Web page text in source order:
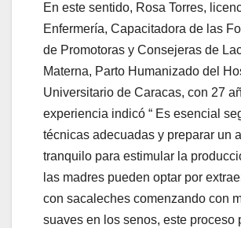
En este sentido, Rosa Torres,
Enfermería, Capacitadora de las
de Promotoras y Consejeras de
Materna, Parto Humanizado del
Universitario de Caracas, con 27
experiencia indicó “ Es esencial
técnicas adecuadas y preparar un
tranquilo para estimular la
las madres pueden optar por
con sacaleches comenzando con
suaves en los senos, este proceso